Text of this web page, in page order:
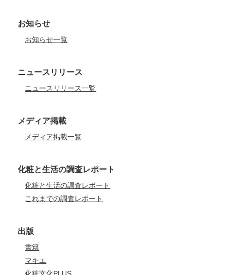
お知らせ
お知らせ一覧
ニュースリリース
ニュースリリース一覧
メディア掲載
メディア掲載一覧
化粧と生活の調査レポート
化粧と生活の調査レポート
これまでの調査レポート
出版
書籍
マキエ
化粧文化PLUS